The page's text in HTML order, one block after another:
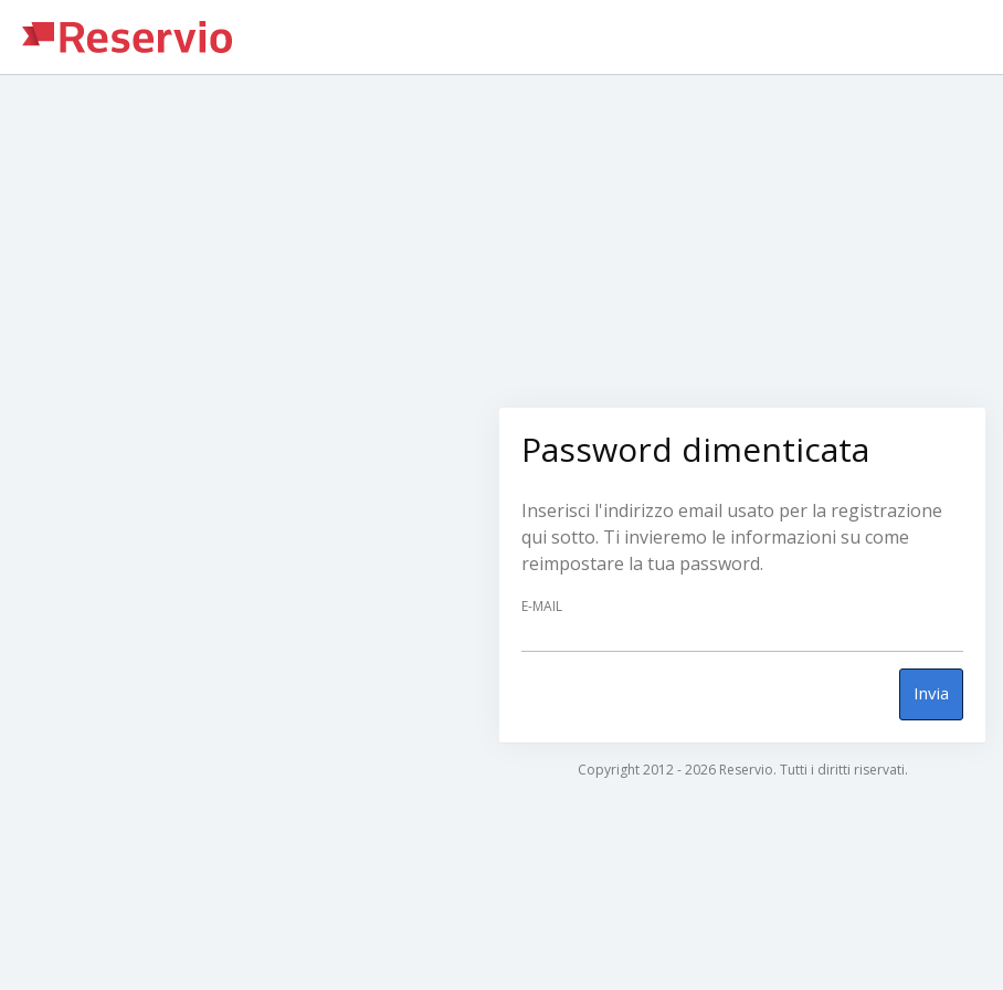
Password dimenticata
Inserisci l'indirizzo email usato per la registrazione
qui sotto. Ti invieremo le informazioni su come
reimpostare la tua password.
E-MAIL
Invia
Copyright 2012 - 2026 Reservio. Tutti i diritti riservati.